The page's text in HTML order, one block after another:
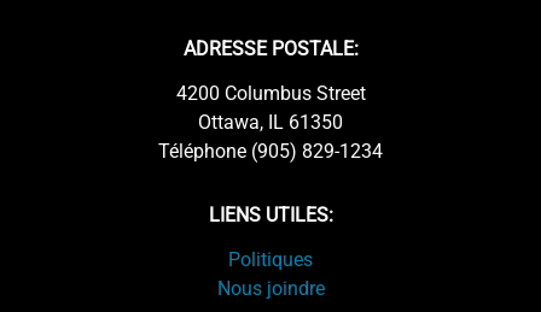
ADRESSE POSTALE:
4200 Columbus Street
Ottawa, IL 61350
Téléphone (905) 829-1234
LIENS UTILES:
Politiques
Nous joindre